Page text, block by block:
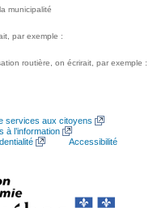
municipalité
par exemple :
routière, on écrirait, par exemple :
services aux citoyens
à l’information
Accessibilité